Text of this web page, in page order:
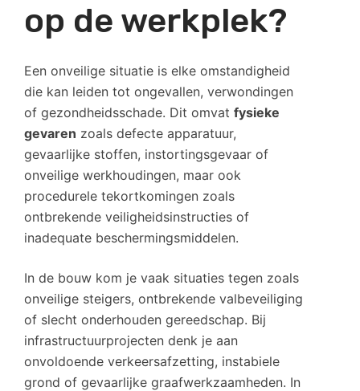
op de werkplek?
Een onveilige situatie is elke omstandigheid
die kan leiden tot ongevallen, verwondingen
of gezondheidsschade. Dit omvat fysieke
gevaren zoals defecte apparatuur,
gevaarlijke stoffen, instortingsgevaar of
onveilige werkhoudingen, maar ook
procedurele tekortkomingen zoals
ontbrekende veiligheidsinstructies of
inadequate beschermingsmiddelen.
In de bouw kom je vaak situaties tegen zoals
onveilige steigers, ontbrekende valbeveiliging
of slecht onderhouden gereedschap. Bij
infrastructuurprojecten denk je aan
onvoldoende verkeersafzetting, instabiele
grond of gevaarlijke graafwerkzaamheden. In